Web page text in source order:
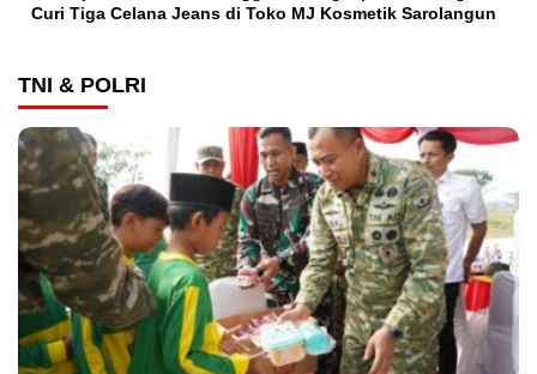
Curi Tiga Celana Jeans di Toko MJ Kosmetik Sarolangun
TNI & POLRI